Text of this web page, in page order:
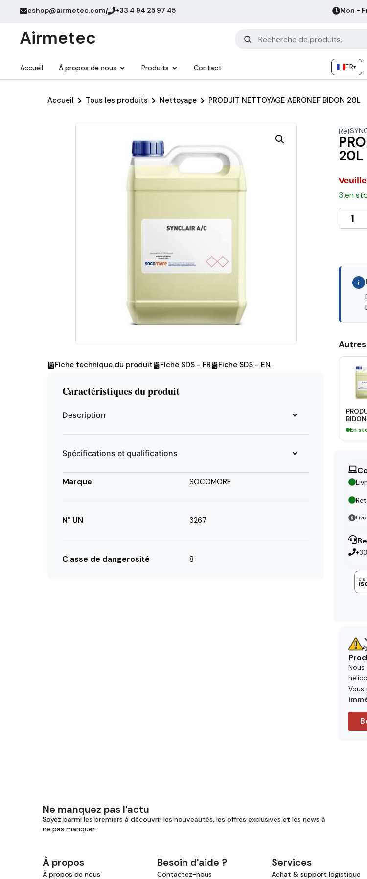
eshop@airmetec.com/ +33 4 94 25 97 45 Mon -
Airmetec
Accueil À propos de nous Produits Contact FR▾
Accueil Tous les produits Nettoyage PRODUIT NETTOYAGE AERONEF BIDON 20L
Réf
20L
3 en
i
En
Nous
Vous
Fiche technique du produit Fiche SDS - FR Fiche SDS - EN
Caractéristiques du produit
Description
Spécifications et qualifications
Marque SOCOMORE
N° UN 3267
Classe de dangerosité 8
Ne manquez pas l'actu
Soyez parmi les premiers à découvrir les nouveautés, les offres exclusives et les news à
ne pas manquer.
À propos
À propos de nous
Besoin d'aide ?
Contactez-nous
Services
Achat & support logistique